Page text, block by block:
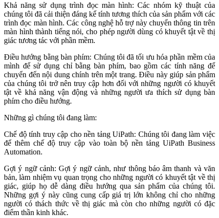
Khả năng sử dụng trình đọc màn hình: Các nhóm kỹ thuật của
chúng tôi đã cải thiện đáng kể tính tương thích của sản phẩm với các
trình đọc màn hình. Các công nghệ hỗ trợ này chuyển thông tin trên
màn hình thành tiếng nói, cho phép người dùng có khuyết tật về thị
giác tương tác với phần mềm.
Điều hướng bằng bàn phím: Chúng tôi đã tối ưu hóa phần mềm của
mình để sử dụng chỉ bằng bàn phím, bao gồm các tính năng để
chuyển đến nội dung chính trên một trang. Điều này giúp sản phẩm
của chúng tôi trở nên truy cập hơn đối với những người có khuyết
tật về khả năng vận động và những người ưa thích sử dụng bàn
phím cho điều hướng.
Những gì chúng tôi đang làm:
Chế độ tính truy cập cho nền tảng UiPath: Chúng tôi đang làm việc
để thêm chế độ truy cập vào toàn bộ nền tảng UiPath Business
Automation.
Gợi ý ngữ cảnh: Gợi ý ngữ cảnh, như thông báo âm thanh và văn
bản, làm nhiệm vụ quan trọng cho những người có khuyết tật về thị
giác, giúp họ dễ dàng điều hướng qua sản phẩm của chúng tôi.
Những gợi ý này cũng cung cấp giá trị lớn không chỉ cho những
người có thách thức về thị giác mà còn cho những người có đặc
điểm thần kinh khác.